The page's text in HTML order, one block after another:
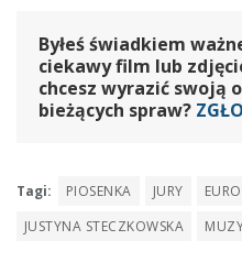
Byłeś świadkiem
ciekawy film lub
chcesz wyrazić swoją
bieżących spraw?
Tagi: PIOSENKA JURY
JUSTYNA STECZKOWSKA